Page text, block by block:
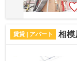
賃貸 | アパート 相模